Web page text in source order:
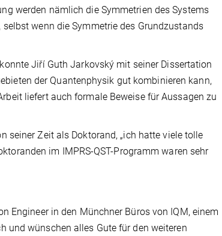
werden nämlich die Symmetrien des Systems
selbst wenn die Symmetrie des Grundzustands
Jiří Guth Jarkovský mit seiner Dissertation
der Quantenphysik gut kombinieren kann,
liefert auch formale Beweise für Aussagen zu
seiner Zeit als Doktorand, „ich hatte viele tolle
im IMPRS-QST-Programm waren sehr
Engineer in den Münchner Büros von IQM, einem
und wünschen alles Gute für den weiteren